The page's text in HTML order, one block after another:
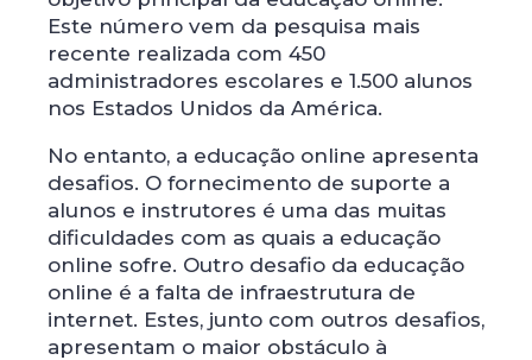
Este número vem da pesquisa mais
recente realizada com 450
administradores escolares e 1.500 alunos
nos Estados Unidos da América.
No entanto, a educação online apresenta
desafios. O fornecimento de suporte a
alunos e instrutores é uma das muitas
dificuldades com as quais a educação
online sofre. Outro desafio da educação
online é a falta de infraestrutura de
internet. Estes, junto com outros desafios,
apresentam o maior obstáculo à